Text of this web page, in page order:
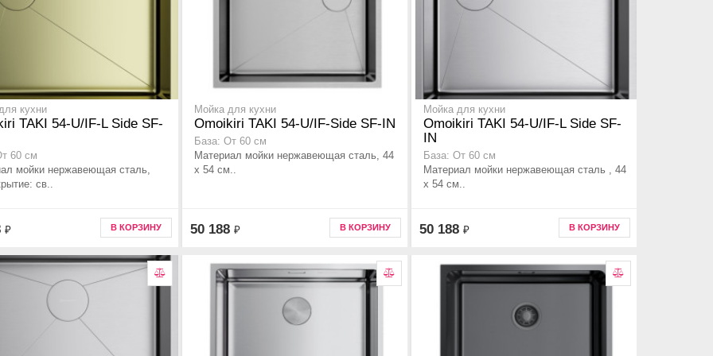
кухни
TAKI 54-U/IF-L Side SF-
60 см
мойки нержавеющая сталь,
св..
₽ В КОРЗИНУ
Мойка для кухни
Omoikiri TAKI 54-U/IF-Side SF-IN
База: От 60 см
Материал мойки нержавеющая сталь, 44
x 54 см..
50 188 ₽ В КОРЗИНУ
Мойка для кухни
Omoikiri TAKI 54-U/IF-L Side SF-
IN
База: От 60 см
Материал мойки нержавеющая сталь , 44
x 54 см..
50 188 ₽ В КОРЗИНУ